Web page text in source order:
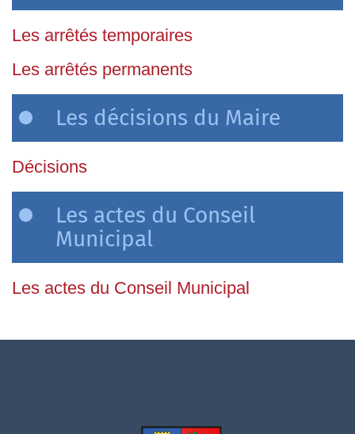
Les arrêtés temporaires
Les arrêtés permanents
Les décisions du Maire
Décisions
Les actes du Conseil
Municipal
Les actes du Conseil Municipal